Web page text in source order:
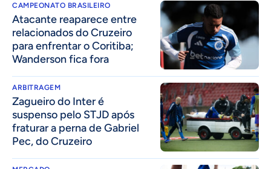
CAMPEONATO BRASILEIRO
Atacante reaparece entre
relacionados do Cruzeiro
para enfrentar o Coritiba;
Wanderson fica fora
ARBITRAGEM
Zagueiro do Inter é
suspenso pelo STJD após
fraturar a perna de Gabriel
Pec, do Cruzeiro